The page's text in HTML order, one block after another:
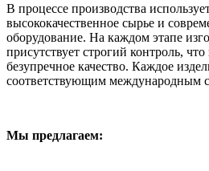
В процессе производства
высококачественное сырье и
оборудование. На каждом этапе
присутствует строгий контроль, что
безупречное качество. Каждое
соответствующим международным
Мы предлагаем: